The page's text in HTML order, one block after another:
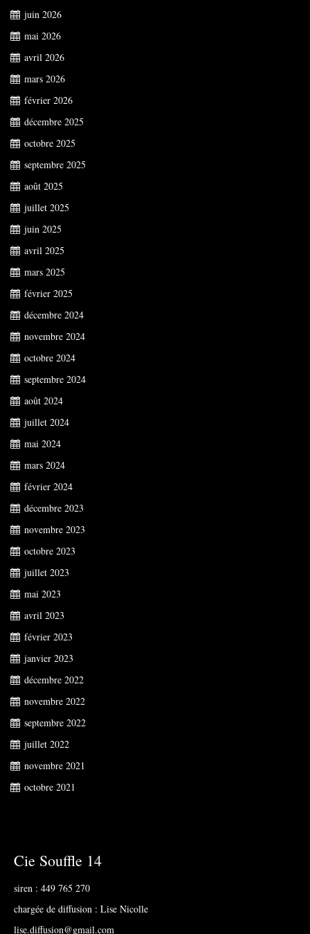
juin 2026
mai 2026
avril 2026
mars 2026
février 2026
décembre 2025
octobre 2025
septembre 2025
août 2025
juillet 2025
juin 2025
avril 2025
mars 2025
février 2025
décembre 2024
novembre 2024
octobre 2024
septembre 2024
août 2024
juillet 2024
mai 2024
mars 2024
février 2024
décembre 2023
novembre 2023
octobre 2023
juillet 2023
mai 2023
avril 2023
février 2023
janvier 2023
décembre 2022
novembre 2022
septembre 2022
juillet 2022
novembre 2021
octobre 2021
Cie Souffle 14
siren : 449 765 270
chargée de diffusion : Lise Nicolle
lise.diffusion@gmail.com